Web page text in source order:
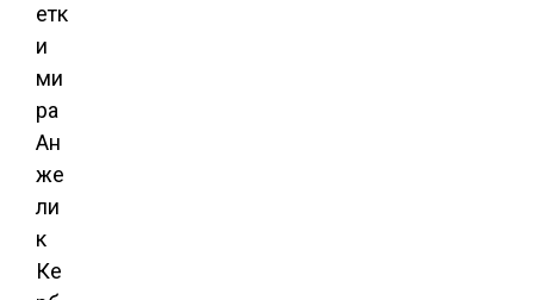
етк
и
ми
ра
Ан
же
ли
к
Ке